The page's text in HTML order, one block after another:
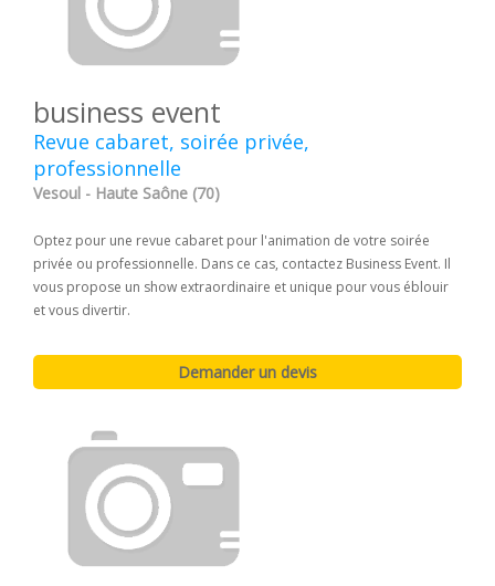
business event
Revue cabaret, soirée privée,
professionnelle
Vesoul - Haute Saône (70)
Optez pour une revue cabaret pour l'animation de votre soirée
privée ou professionnelle. Dans ce cas, contactez Business Event. Il
vous propose un show extraordinaire et unique pour vous éblouir
et vous divertir.